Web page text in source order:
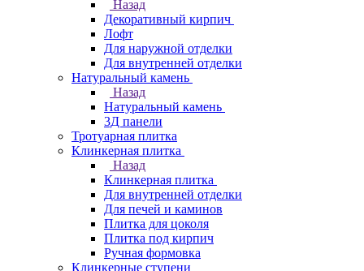
Назад
Декоративный кирпич
Лофт
Для наружной отделки
Для внутренней отделки
Натуральный камень
Назад
Натуральный камень
3Д панели
Тротуарная плитка
Клинкерная плитка
Назад
Клинкерная плитка
Для внутренней отделки
Для печей и каминов
Плитка для цоколя
Плитка под кирпич
Ручная формовка
Клинкерные ступени